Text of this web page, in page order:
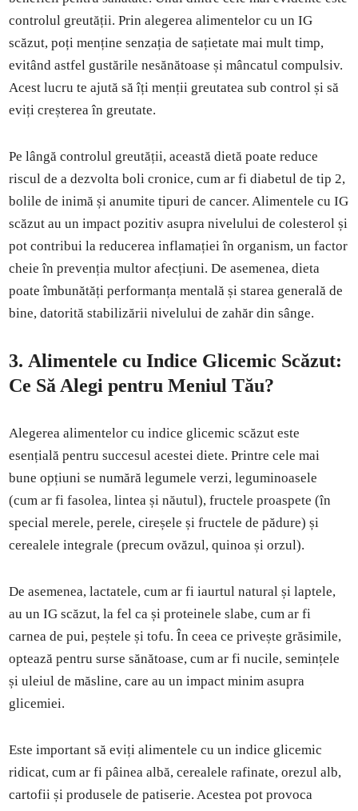
controlul greutății. Prin alegerea alimentelor cu un IG
scăzut, poți menține senzația de sațietate mai mult timp,
evitând astfel gustările nesănătoase și mâncatul compulsiv.
Acest lucru te ajută să îți menții greutatea sub control și să
eviți creșterea în greutate.
Pe lângă controlul greutății, această dietă poate reduce
riscul de a dezvolta boli cronice, cum ar fi diabetul de tip 2,
bolile de inimă și anumite tipuri de cancer. Alimentele cu IG
scăzut au un impact pozitiv asupra nivelului de colesterol și
pot contribui la reducerea inflamației în organism, un factor
cheie în prevenția multor afecțiuni. De asemenea, dieta
poate îmbunătăți performanța mentală și starea generală de
bine, datorită stabilizării nivelului de zahăr din sânge.
3.Alimentele cu Indice Glicemic Scăzut:
Ce Să Alegi pentru Meniul Tău?
Alegerea alimentelor cu indice glicemic scăzut este
esențială pentru succesul acestei diete. Printre cele mai
bune opțiuni se numără legumele verzi, leguminoasele
(cum ar fi fasolea, lintea și năutul), fructele proaspete (în
special merele, perele, cireșele și fructele de pădure) și
cerealele integrale (precum ovăzul, quinoa și orzul).
De asemenea, lactatele, cum ar fi iaurtul natural și laptele,
au un IG scăzut, la fel ca și proteinele slabe, cum ar fi
carnea de pui, peștele și tofu. În ceea ce privește grăsimile,
optează pentru surse sănătoase, cum ar fi nucile, semințele
și uleiul de măsline, care au un impact minim asupra
glicemiei.
Este important să eviți alimentele cu un indice glicemic
ridicat, cum ar fi pâinea albă, cerealele rafinate, orezul alb,
cartofii și produsele de patiserie. Acestea pot provoca